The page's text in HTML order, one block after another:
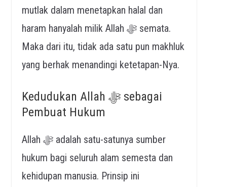
mutlak dalam menetapkan halal dan
haram hanyalah milik Allah ﷻ semata.
Maka dari itu, tidak ada satu pun makhluk
yang berhak menandingi ketetapan-Nya.
Kedudukan Allah ﷻ sebagai
Pembuat Hukum
Allah ﷻ adalah satu-satunya sumber
hukum bagi seluruh alam semesta dan
kehidupan manusia. Prinsip ini